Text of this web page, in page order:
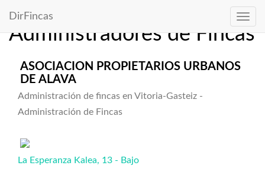
DirFincas
Directorio de
Administradores de Fincas
ASOCIACION PROPIETARIOS URBANOS
DE ALAVA
Administración de fincas en Vitoria-Gasteiz -
Administración de Fincas
La Esperanza Kalea, 13 - Bajo